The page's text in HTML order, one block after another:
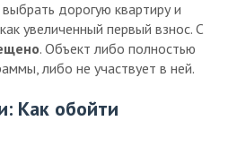
дорогую квартиру и
увеличенный первый взнос. С
. Объект либо полностью
либо не участвует в ней.
Как обойти